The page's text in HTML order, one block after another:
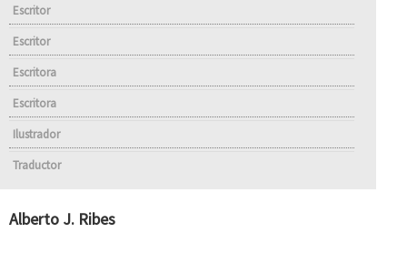
Escritor
Escritor
Escritora
Escritora
Ilustrador
Traductor
Alberto J. Ribes